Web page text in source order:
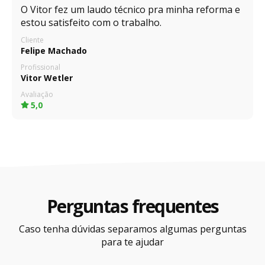
O Vitor fez um laudo técnico pra minha reforma e
estou satisfeito com o trabalho.
Cliente
Felipe Machado
Profissional
Vitor Wetler
Avaliação
5,0
Perguntas frequentes
Caso tenha dúvidas separamos algumas perguntas
para te ajudar